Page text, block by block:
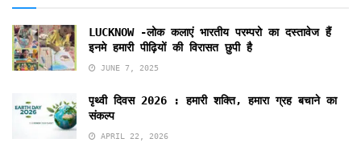
LUCKNOW -लोक कलाएं भारतीय परम्परो का दस्तावेज हैं
इनमे हमारी पीढ़ियों की विरासत छुपी है
JUNE 7, 2025
पृथ्वी दिवस 2026 : हमारी शक्ति, हमारा ग्रह बचाने का
संकल्प
APRIL 22, 2026